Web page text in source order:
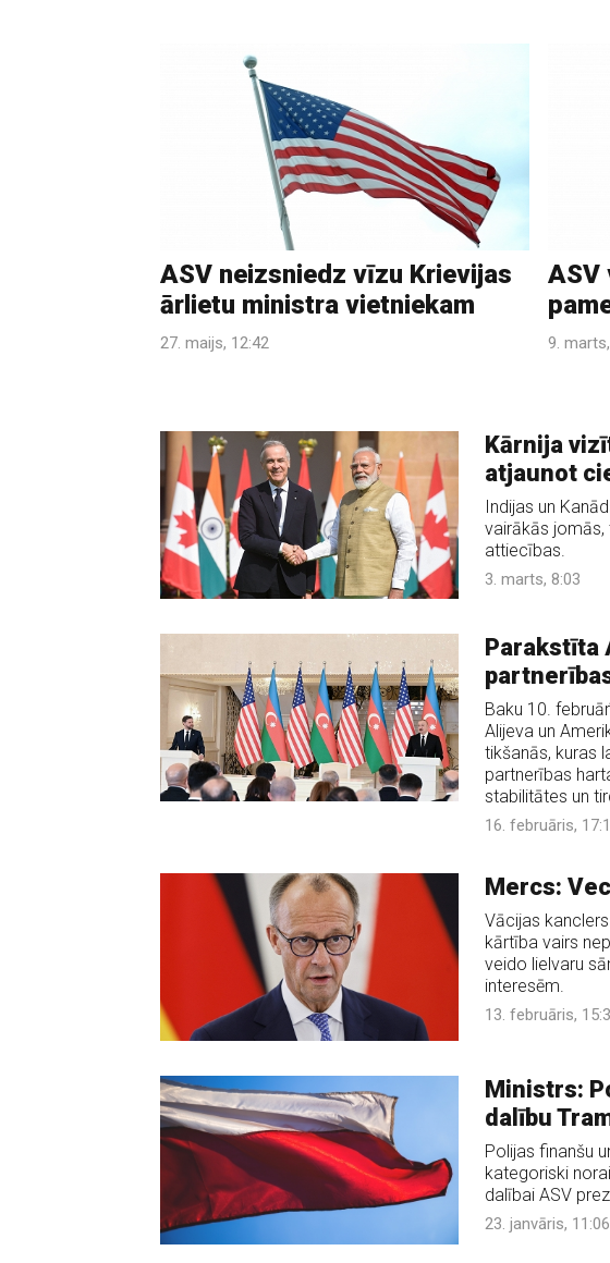
ASV neizsniedz vīzu Krievijas
ārlietu ministra vietniekam
27. maijs, 12:42
ASV
9.
Kārnija
atjaunot
Indijas un
vairākās
attiecības.
3. marts, 8:03
Parakstīta
Baku 10.
Alijeva un
tikšanās, kuras
partnerības
stabilitātes un
16. februāris,
Mercs:
Vācijas
kārtība vairs
veido lielvaru
interesēm.
13. februāris,
Ministrs:
dalību
Polijas finanšu
kategoriski
dalībai ASV
23. janvāris, 11:06